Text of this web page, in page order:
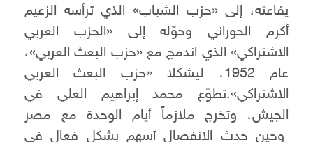
يفاعته، إلى «حزب الشباب» الذي ترأسه الزعيم
أكرم الحوراني وحوّله إلى «الحزب العربي
الاشتراكي» الذي اندمج مع «حزب البعث العربي»،
عام 1952، ليشكلا «حزب البعث العربي
الاشتراكي».تطوّع محمد إبراهيم العلي في
الجيش، وتخرج ملازماً أيام الوحدة مع مصر
وحين حدث الانفصال أسهم بشكل فعال في